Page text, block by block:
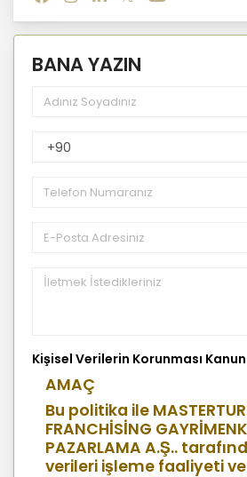
BANA YAZIN
PhoneNumberCountryPhoneCode
Kişisel Verilerin Korunması
AMAÇ
Bu politika ile
FRANCHİSİNG
PAZARLAMA A.Ş..
verileri işleme faaliyeti